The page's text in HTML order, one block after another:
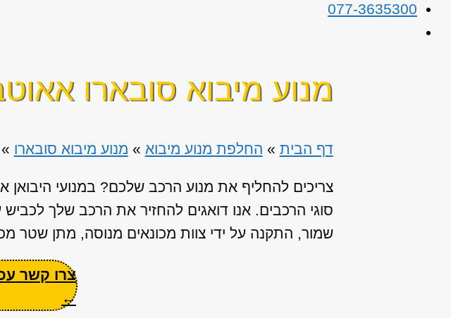
077-3635300
מנוע מיבוא סובארו
דף הבית » החלפת מנוע מיבוא » מנוע מיבוא סובארו »
צריכים להחליף את מנוע הרכב שלכם? במנועי היבואן
סוגי הרכבים. אנו דואגים להחזיר את הרכב שלך
שמור, התקנה על ידי צוות מכונאים מנוסה, מתן שטר
צרו קשר
←